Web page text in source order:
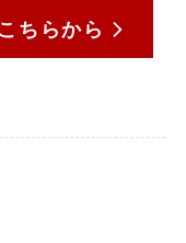
ちらから